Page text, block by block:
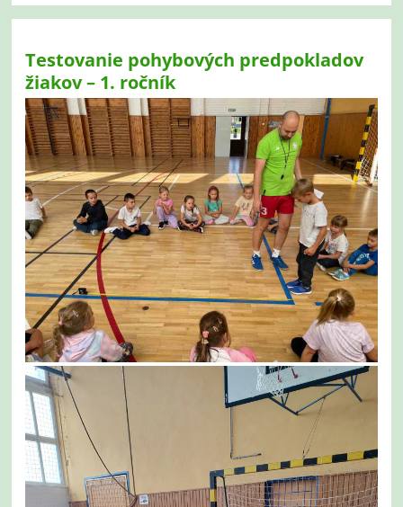
Testovanie pohybových predpokladov
žiakov – 1. ročník